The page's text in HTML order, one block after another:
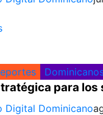
para
Digital Dominicano